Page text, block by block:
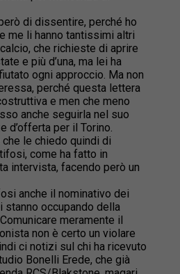
di dissentire, perché ho
me li hanno tantissimi altri
che richieste di aprire
e più d’una, ma lei ha
ogni approccio. Ma non
perché questa lettera
e men che meno
anche seguirla nel suo
d’offerta per il Torino.
le chiedo quindi di
come ha fatto in
intervista, facendo però un
anche il nominativo dei
occupando della
meramente il
non è certo un violare
ci notizi sul chi ha ricevuto
Bonelli Erede, che già